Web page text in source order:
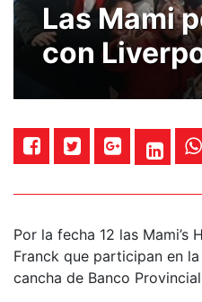
Las Mami
con
Por la fecha 12 las
Franck que participan en
cancha de Banco